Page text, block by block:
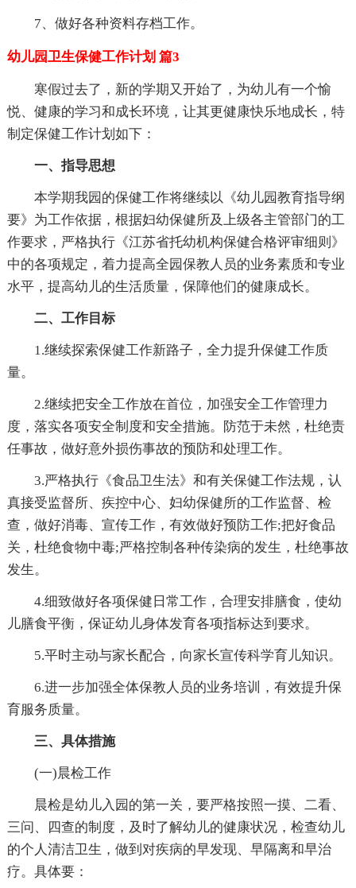
7、做好各种资料存档工作。
幼儿园卫生保健工作计划 篇3
寒假过去了，新的学期又开始了，为幼儿有一个愉
悦、健康的学习和成长环境，让其更健康快乐地成长，特
制定保健工作计划如下：
一、指导思想
本学期我园的保健工作将继续以《幼儿园教育指导纲
要》为工作依据，根据妇幼保健所及上级各主管部门的工
作要求，严格执行《江苏省托幼机构保健合格评审细则》
中的各项规定，着力提高全园保教人员的业务素质和专业
水平，提高幼儿的生活质量，保障他们的健康成长。
二、工作目标
1.继续探索保健工作新路子，全力提升保健工作质
量。
2.继续把安全工作放在首位，加强安全工作管理力
度，落实各项安全制度和安全措施。防范于未然，杜绝责
任事故，做好意外损伤事故的预防和处理工作。
3.严格执行《食品卫生法》和有关保健工作法规，认
真接受监督所、疾控中心、妇幼保健所的工作监督、检
查，做好消毒、宣传工作，有效做好预防工作;把好食品
关，杜绝食物中毒;严格控制各种传染病的发生，杜绝事故
发生。
4.细致做好各项保健日常工作，合理安排膳食，使幼
儿膳食平衡，保证幼儿身体发育各项指标达到要求。
5.平时主动与家长配合，向家长宣传科学育儿知识。
6.进一步加强全体保教人员的业务培训，有效提升保
育服务质量。
三、具体措施
(一)晨检工作
晨检是幼儿入园的第一关，要严格按照一摸、二看、
三问、四查的制度，及时了解幼儿的健康状况，检查幼儿
的个人清洁卫生，做到对疾病的早发现、早隔离和早治
疗。具体要：